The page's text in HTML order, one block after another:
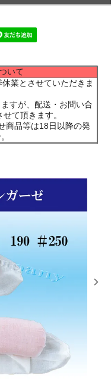
いて
業とさせていただきま
すが、配送・お問い合
て頂きます。
商品等は18日以降の発